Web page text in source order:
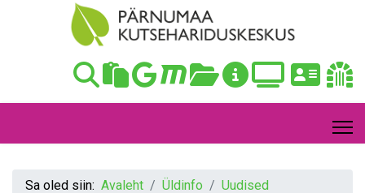
Sa oled siin: Avaleht Üldinfo
Uudised